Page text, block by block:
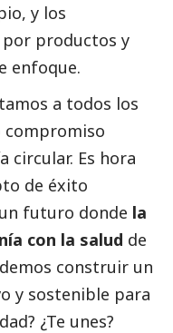
y los
productos y
enfoque.
a todos los
compromiso
circular. Es hora
de éxito
futuro donde la
con la salud de
construir un
y sostenible para
¿Te unes?